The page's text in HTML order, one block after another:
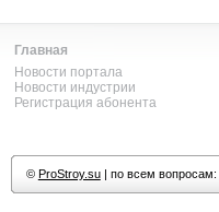
Главная
Новости портала
Новости индустрии
Регистрация абонента
© ProStroy.su| по всем вопросам: